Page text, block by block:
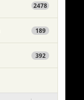
2478
189
392